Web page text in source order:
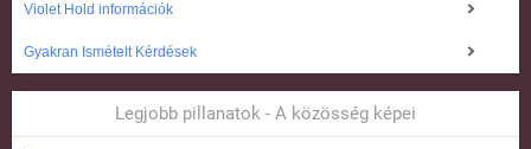
Violet Hold információk
Gyakran Ismételt Kérdések
Legjobb pillanatok - A közösség képei